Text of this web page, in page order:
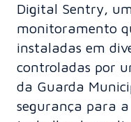
Digital Sentry,
monitoramento
instaladas em
controladas por
da Guarda
segurança para